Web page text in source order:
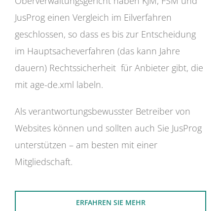
JusProg einen Vergleich im Eilverfahren
geschlossen, so dass es bis zur Entscheidung
im Hauptsacheverfahren (das kann Jahre
dauern) Rechtssicherheit für Anbieter gibt, die
mit age-de.xml labeln.
Als verantwortungsbewusster Betreiber von
Websites können und sollten auch Sie JusProg
unterstützen – am besten mit einer
Mitgliedschaft.
ERFAHREN SIE MEHR